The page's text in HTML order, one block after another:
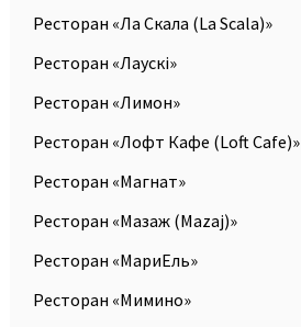
Ресторан «Ла Скала (La Scala)»
Ресторан «Лаускi»
Ресторан «Лимон»
Ресторан «Лофт Кафе (Loft Cafe)»
Ресторан «Магнат»
Ресторан «Мазаж (Mazaj)»
Ресторан «МариЕль»
Ресторан «Мимино»